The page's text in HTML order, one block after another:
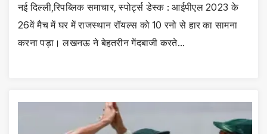
नई दिल्ली,रिपब्लिक समाचार, स्पोर्ट्स डेस्क : आईपीएल 2023 के
26वें मैच में घर में राजस्थान रॉयल्स को 10 रनो से हार का सामना
करना पड़ा। लखनऊ ने बेहतरीन गेंदबाजी करते…